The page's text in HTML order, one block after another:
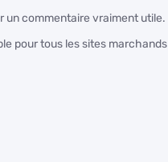
un commentaire vraiment utile.
pour tous les sites marchands